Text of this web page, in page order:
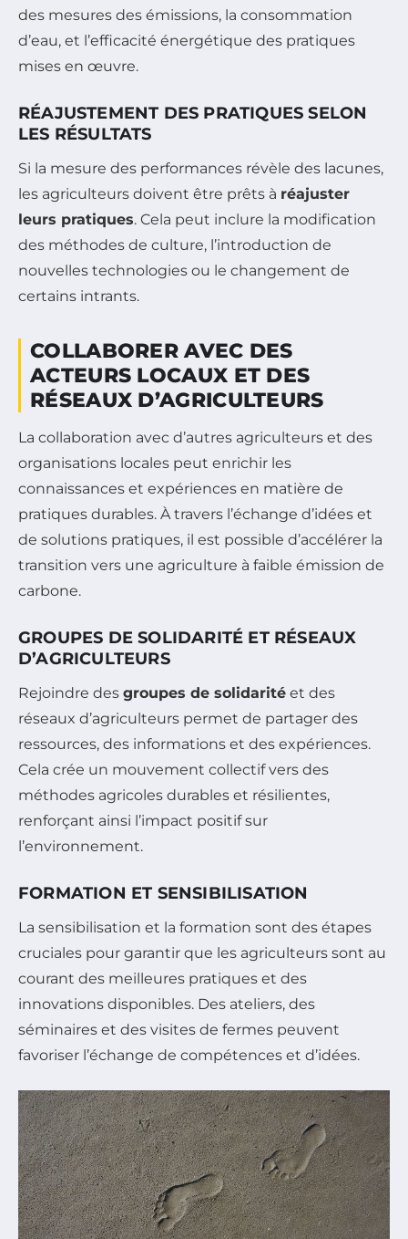
des mesures des émissions, la consommation
d’eau, et l’efficacité énergétique des pratiques
mises en œuvre.
RÉAJUSTEMENT DES PRATIQUES SELON
LES RÉSULTATS
Si la mesure des performances révèle des lacunes,
les agriculteurs doivent être prêts à réajuster
leurs pratiques. Cela peut inclure la modification
des méthodes de culture, l’introduction de
nouvelles technologies ou le changement de
certains intrants.
COLLABORER AVEC DES
ACTEURS LOCAUX ET DES
RÉSEAUX D’AGRICULTEURS
La collaboration avec d’autres agriculteurs et des
organisations locales peut enrichir les
connaissances et expériences en matière de
pratiques durables. À travers l’échange d’idées et
de solutions pratiques, il est possible d’accélérer la
transition vers une agriculture à faible émission de
carbone.
GROUPES DE SOLIDARITÉ ET RÉSEAUX
D’AGRICULTEURS
Rejoindre des groupes de solidarité et des
réseaux d’agriculteurs permet de partager des
ressources, des informations et des expériences.
Cela crée un mouvement collectif vers des
méthodes agricoles durables et résilientes,
renforçant ainsi l’impact positif sur
l’environnement.
FORMATION ET SENSIBILISATION
La sensibilisation et la formation sont des étapes
cruciales pour garantir que les agriculteurs sont au
courant des meilleures pratiques et des
innovations disponibles. Des ateliers, des
séminaires et des visites de fermes peuvent
favoriser l’échange de compétences et d’idées.